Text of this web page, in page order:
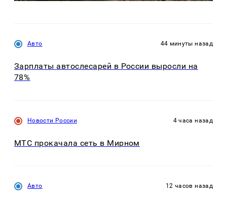
Авто 44 минуты назад
Зарплаты автослесарей в России выросли на
78%
Новости России 4 часа назад
МТС прокачала сеть в Мирном
Авто 12 часов назад